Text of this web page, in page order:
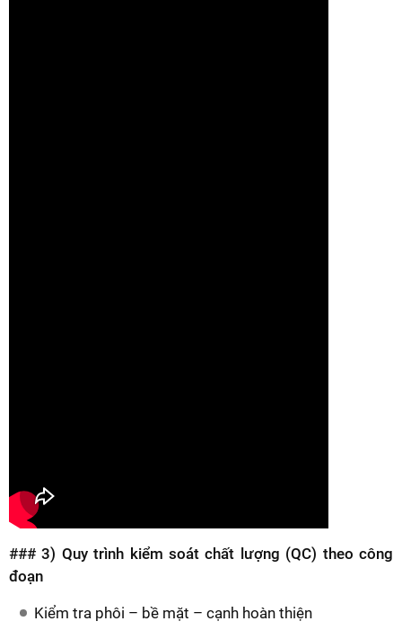
### 3) Quy trình kiểm soát chất lượng (QC) theo công
đoạn
Kiểm tra phôi – bề mặt – cạnh hoàn thiện